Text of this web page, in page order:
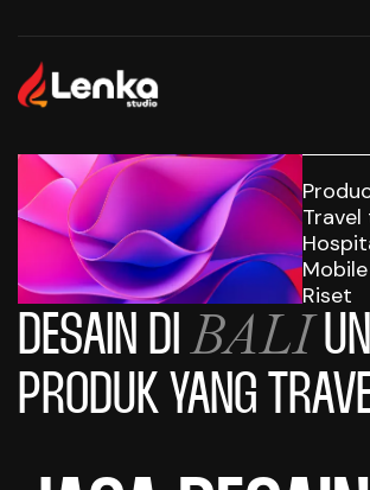
Travel
Riset
DESAIN DIBALI
PRODUK YANG